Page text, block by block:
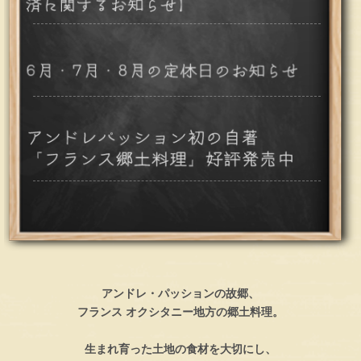
アンドレ・パッションの故郷、
フランス オクシタニー地方の郷土料理。
生まれ育った土地の食材を大切にし、